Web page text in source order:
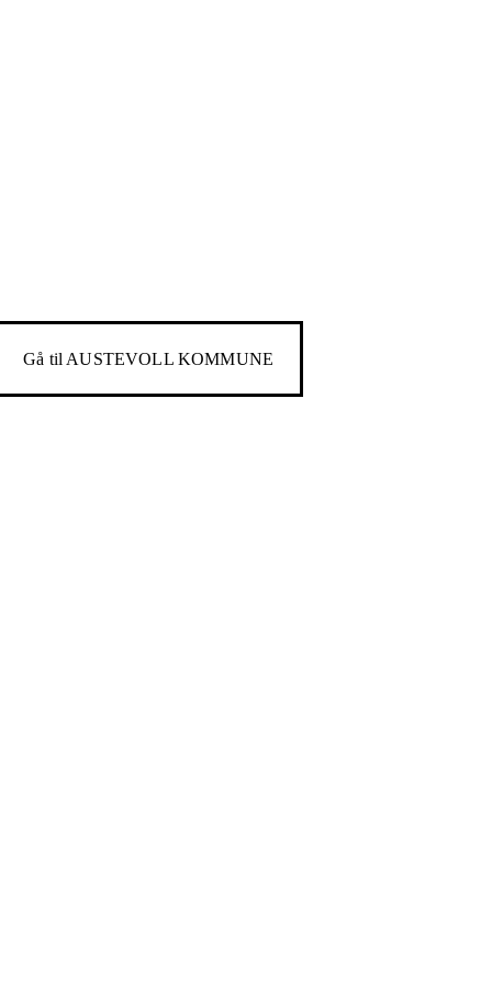
Gå til AUSTEVOLL KOMMUNE